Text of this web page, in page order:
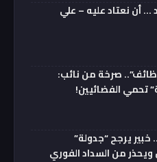
أن نعتاد عليه – علي
صرخة من نائب:
تحمي الفضائيين!
.. خبير يرجح “جدولة”
من السداد الفوري